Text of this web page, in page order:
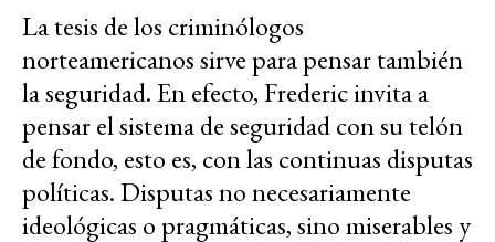
La tesis de los criminólogos
norteamericanos sirve para pensar también
la seguridad. En efecto, Frederic invita a
pensar el sistema de seguridad con su telón
de fondo, esto es, con las continuas disputas
políticas. Disputas no necesariamente
ideológicas o pragmáticas, sino miserables y